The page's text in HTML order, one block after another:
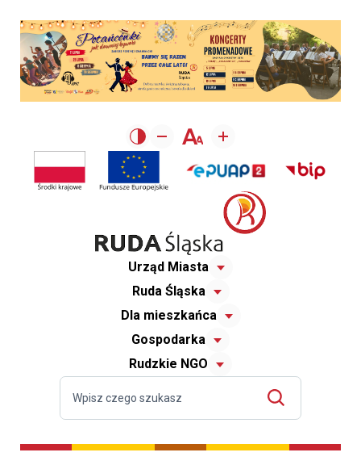
Urząd Miasta
Ruda Śląska
Dla mieszkańca
Gospodarka
Rudzkie NGO